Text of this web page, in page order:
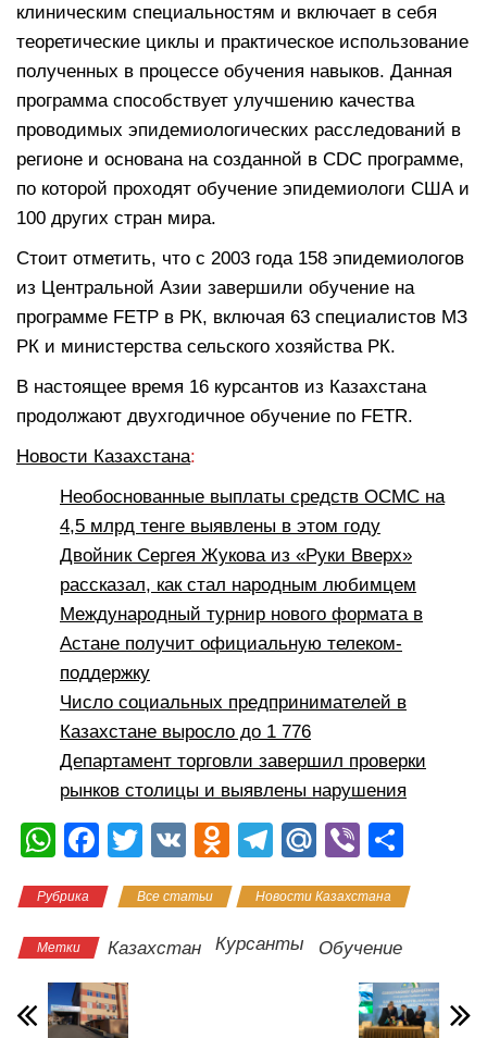
клиническим специальностям и включает в себя
теоретические циклы и практическое использование
полученных в процессе обучения навыков. Данная
программа способствует улучшению качества
проводимых эпидемиологических расследований в
регионе и основана на созданной в СDС программе,
по которой проходят обучение эпидемиологи США и
100 других стран мира.
Стоит отметить, что с 2003 года 158 эпидемиологов
из Центральной Азии завершили обучение на
программе FETP в РК, включая 63 специалистов МЗ
РК и министерства сельского хозяйства РК.
В настоящее время 16 курсантов из Казахстана
продолжают двухгодичное обучение по FETR.
Новости Казахстана:
Необоснованные выплаты средств ОСМС на
4,5 млрд тенге выявлены в этом году
Двойник Сергея Жукова из «Руки Вверх»
рассказал, как стал народным любимцем
Международный турнир нового формата в
Астане получит официальную телеком-
поддержку
Число социальных предпринимателей в
Казахстане выросло до 1 776
Департамент торговли завершил проверки
рынков столицы и выявлены нарушения
W
at
s
A
p
F
c
e
b
o
T
tt
er
V
O
n
o
T
e
gr
M
.R
u
Vi
er р
в
и
Рубрика Все статьи Новости Казахстана
Метки Казахстан Курсанты Обучение